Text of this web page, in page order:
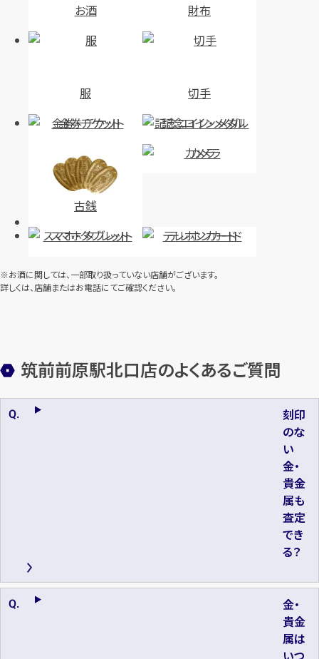
お酒 財布
服
切手
金券・チケット
記念コイン・メダル
古銭
カメラ
スマホ・タブレット テレホンカード
※お酒に関しては、一部取り扱っていない店舗がございます。
詳しくは、店舗またはお電話にてご確認ください。
筑前前原駅北口店のよくあるご質問
刻印
のな
い
金・
貴金
属も
査定
でき
る？
金・
貴金
属は